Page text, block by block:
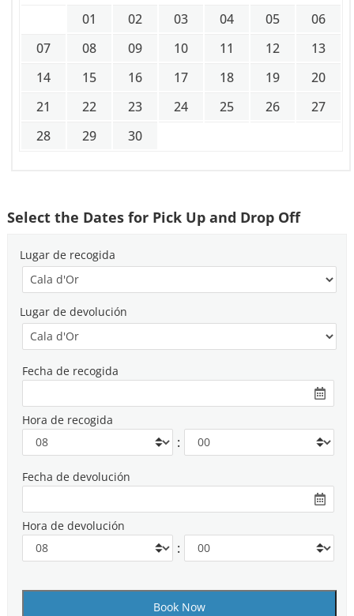
01 02 03 04 05
06
07
08 09 10 11 12
13
14
15 16 17 18 19
20
21
22 23 24 25 26
27
28
29 30
Select the Dates for Pick Up and Drop Off
Lugar de recogida
Lugar de devolución
Fecha de recogida
Hora de recogida
:
Fecha de devolución
Hora de devolución
: